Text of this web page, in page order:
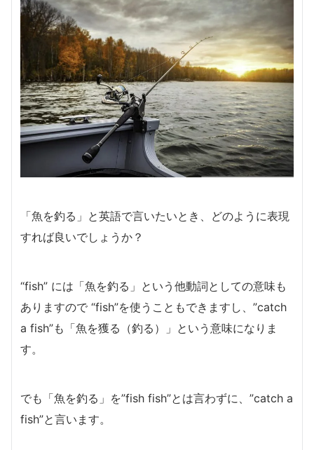
「魚を釣る」と英語で言いたいとき、どのように表現
すれば良いでしょうか？
“fish” には「魚を釣る」という他動詞としての意味も
ありますので “fish”を使うこともできますし、”catch
a fish”も「魚を獲る（釣る）」という意味になりま
す。
でも「魚を釣る」を”fish fish”とは言わずに、”catch a
fish”と言います。